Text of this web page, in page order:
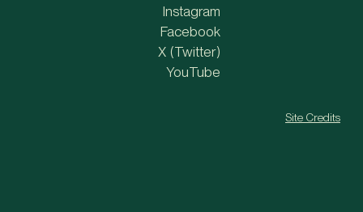
Instagram
Facebook
X (Twitter)
YouTube
Site Credits